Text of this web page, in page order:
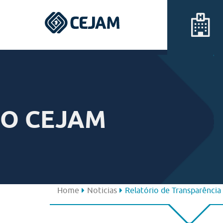
O CEJAM
Home Noticias Relatório de